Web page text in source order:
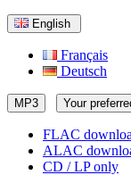
English
Français
Deutsch
MP3 Your
FLAC
ALAC
CD / LP only